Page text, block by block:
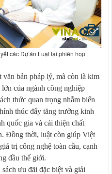
các Dự án Luật tại phiên họp
bản pháp lý, mà còn là kim
của ngành công nghiệp
thức quan trọng nhằm biến
thúc đẩy tăng trưởng kinh
quốc gia và cải thiện chất
Đồng thời, luật còn giúp Việt
trị công nghệ toàn cầu, cạnh
đầu thế giới.
ưu đãi đặc biệt và giải